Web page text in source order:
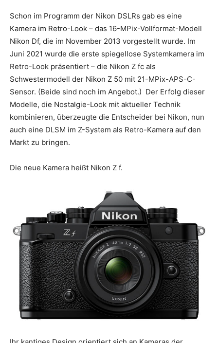
Schon im Programm der Nikon DSLRs gab es eine
Kamera im Retro-Look – das 16-MPix-Vollformat-Modell
Nikon Df, die im November 2013 vorgestellt wurde. Im
Juni 2021 wurde die erste spiegellose Systemkamera im
Retro-Look präsentiert – die Nikon Z fc als
Schwestermodell der Nikon Z 50 mit 21-MPix-APS-C-
Sensor. (Beide sind noch im Angebot.) Der Erfolg dieser
Modelle, die Nostalgie-Look mit aktueller Technik
kombinieren, überzeugte die Entscheider bei Nikon, nun
auch eine DLSM im Z-System als Retro-Kamera auf den
Markt zu bringen.
Die neue Kamera heißt Nikon Z f.